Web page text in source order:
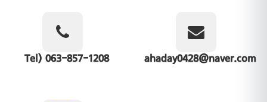
Tel) 063-857-1208 ahaday0428@naver.com